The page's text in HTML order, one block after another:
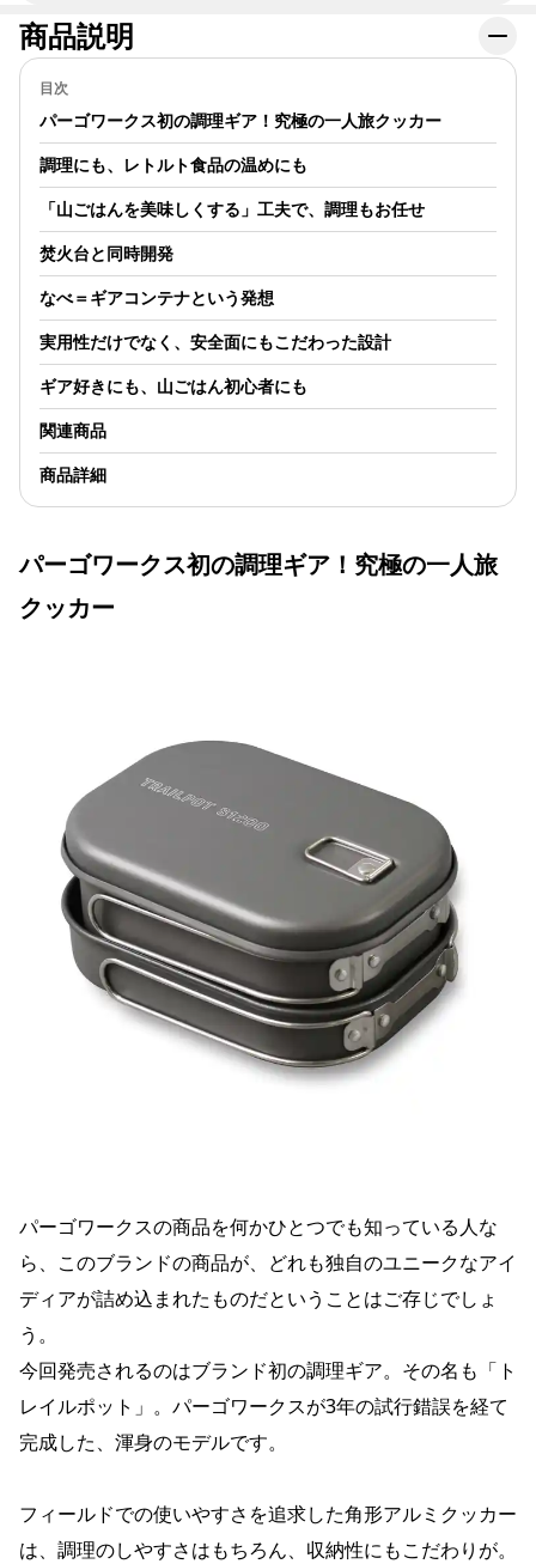
イパン、蓋がセットに
なってスッキリ収納で
きる 👍収納袋付き。上
部に少し余裕があるた
め、カトラリーなども
まとめられる 👍ガス缶
も納まるサイズ感 👍ス
クエア型で袋麺が収納
できる&割らずに調理
できる 👍お米が2合炊
ける（2人で2食分確
で蒸し料理も可 最初
は、自宅のベランダで
固形燃料を使って炊飯
してみました。少し時
間はかかりますが、火
力が弱いのでかえって
吹きこぼれなくてよき
🙆‍♀️他の方のレビューで
結構な確率で吹きこぼ
れますとあったので。
でラーメンを作ってみ
る。折角のデビュー戦
に肝心の具材セットを
忘れるというハプニン
ました。持ち手が安定
していて、食べやすそ
うでした。 第2回は、
天ぷら。山友さん達と
具材を分けあって、楽
しい山メシ時間となり
ました。 これからも、
たくさんの美味しい思
い出を、トレイルポッ
トと共に作っていけた
らなと思ってます☺️ 間
違いなく、今年買って
よかったもの、
#YAMAPSTOREの愛用
https://store.yamap.com/products/paagoworks-
商品説明
目次
パーゴワークス初の調理ギア！究極の一人旅クッカー
調理にも、レトルト食品の温めにも
「山ごはんを美味しくする」工夫で、調理もお任せ
焚火台と同時開発
なべ＝ギアコンテナという発想
実用性だけでなく、安全面にもこだわった設計
ギア好きにも、山ごはん初心者にも
関連商品
商品詳細
パーゴワークス初の調理ギア！究極の一人旅
クッカー
パーゴワークスの商品を何かひとつでも知っている人な
ら、このブランドの商品が、どれも独自のユニークなアイ
ディアが詰め込まれたものだということはご存じでしょ
う。
今回発売されるのはブランド初の調理ギア。その名も「ト
レイルポット」。パーゴワークスが3年の試行錯誤を経て
完成した、渾身のモデルです。
フィールドでの使いやすさを追求した角形アルミクッカー
は、調理のしやすさはもちろん、収納性にもこだわりが。